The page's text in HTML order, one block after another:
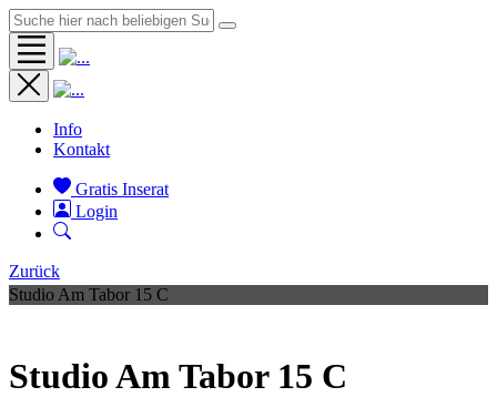
Info
Kontakt
Gratis Inserat
Login
Zurück
Studio Am Tabor 15 C
Studio Am Tabor 15 C